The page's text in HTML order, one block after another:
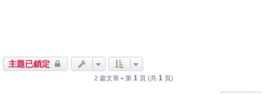
主題已鎖定
2 篇文章 • 第 1 頁 (共 1 頁)